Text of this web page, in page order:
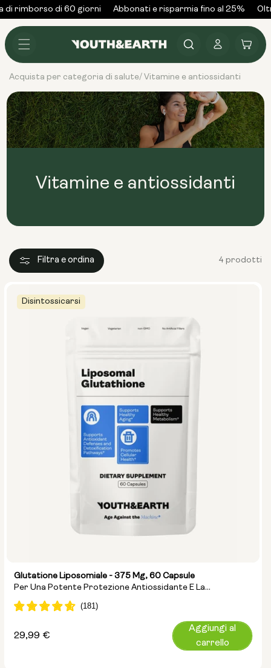
Vai al
contenuto
di rimborso di 60 giorni Abbonati e risparmia fino al 25%
Accedi Carrello
Acquista per categoria di salute/ Vitamine e antiossidanti
Vitamine e antiossidanti
Filtra e ordina 4 prodotti
Disintossicarsi
Glutatione Liposomiale - 375 Mg, 60 Capsule
Per Una Potente Protezione Antiossidante E La
Disintossicazione Cellulare
Prezzo
29,99 €
Aggiungi al
carrello